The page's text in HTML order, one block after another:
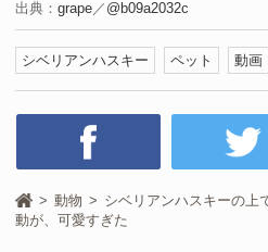
出典： grape ／ @b09a2032c
シベリアンハスキー ペット 動画
動物
シベリアンハスキーの
動が、可愛すぎた